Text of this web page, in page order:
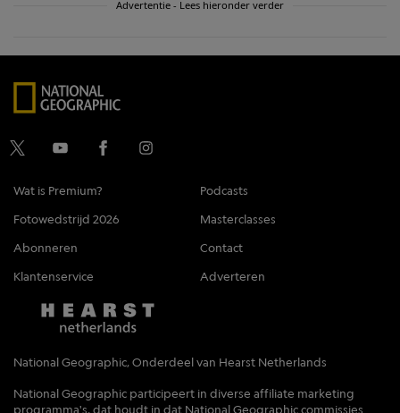
Advertentie - Lees hieronder verder
Wat is Premium?
Podcasts
Fotowedstrijd 2026
Masterclasses
Abonneren
Contact
Klantenservice
Adverteren
National Geographic, Onderdeel van Hearst Netherlands
National Geographic participeert in diverse affiliate marketing
programma's, dat houdt in dat National Geographic commissies